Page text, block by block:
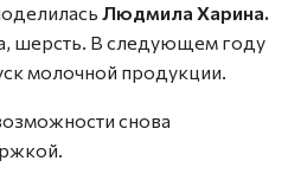
Людмила Харина.
шерсть. В следующем году
молочной продукции.
снова